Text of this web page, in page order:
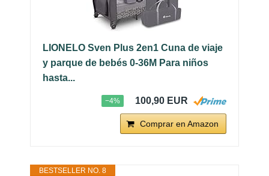
LIONELO Sven Plus 2en1 Cuna de viaje
y parque de bebés 0-36M Para niños
hasta...
−4% 100,90 EUR
Comprar en Amazon
BESTSELLER NO. 8